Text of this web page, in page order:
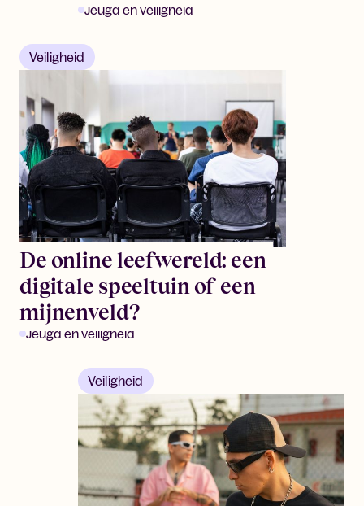
Jeugd en veiligheid
Veiligheid
De online leefwereld: een
digitale speeltuin of een
mijnenveld?
Jeugd en veiligheid
Veiligheid